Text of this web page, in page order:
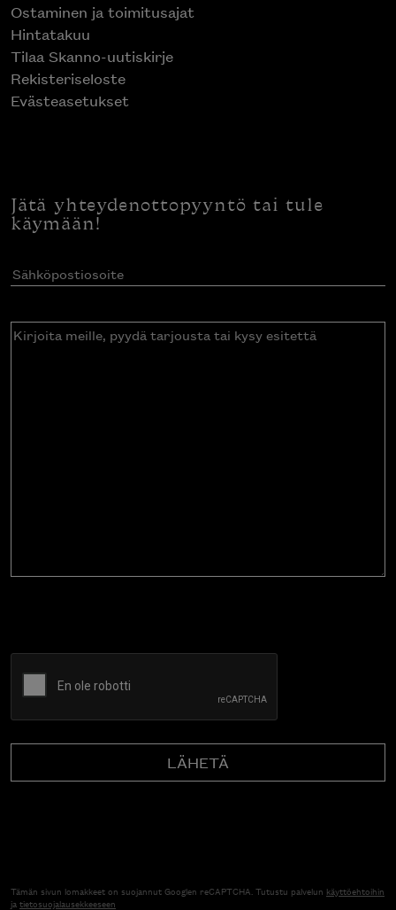
Ostaminen ja toimitusajat
Hintatakuu
Tilaa Skanno-uutiskirje
Rekisteriseloste
Evästeasetukset
Jätä yhteydenottopyyntö tai tule
käymään!
Sähköpostiosoite(Pakollinen)
Kirjoita
Tämän sivun lomakkeet on suojannut Googlen reCAPTCHA. Tutustu palvelun käyttöehtoihin
jatietosuojalausekkeeseen